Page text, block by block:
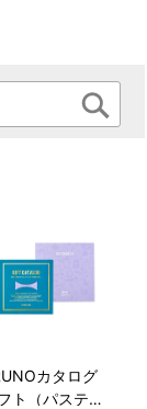
クなスイーツ
カタログ
ト（パステル